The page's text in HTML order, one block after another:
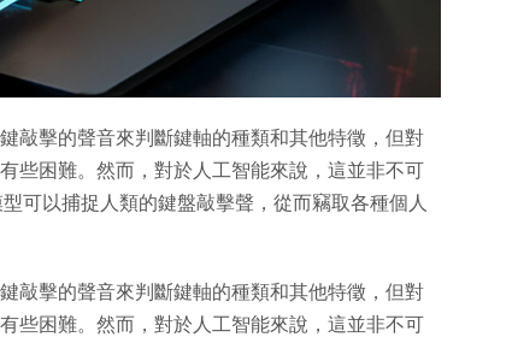
敲擊的聲音來判斷鍵軸的種類和其他特徵，但對
些困難。然而，對於人工智能來說，這並非不可
可以捕捉人類的鍵盤敲擊聲，從而竊取各種個人
敲擊的聲音來判斷鍵軸的種類和其他特徵，但對
些困難。然而，對於人工智能來說，這並非不可